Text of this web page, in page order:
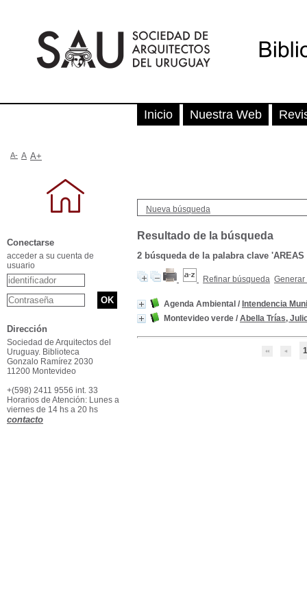
Nueva búsqueda
Resultado de la búsqueda
2 búsqueda de la palabra clave 'AREAS
Refinar búsqueda Generar
Agenda Ambiental / Intendencia
Montevideo verde / Abella Trías,
1
Inicio Nuestra Web
A- A A+
Conectarse
acceder a su cuenta de
usuario
Dirección
Sociedad de Arquitectos del
Uruguay. Biblioteca
Gonzalo Ramírez 2030
11200 Montevideo
+(598) 2411 9556 int. 33
Horarios de Atención: Lunes a
viernes de 14 hs a 20 hs
contacto